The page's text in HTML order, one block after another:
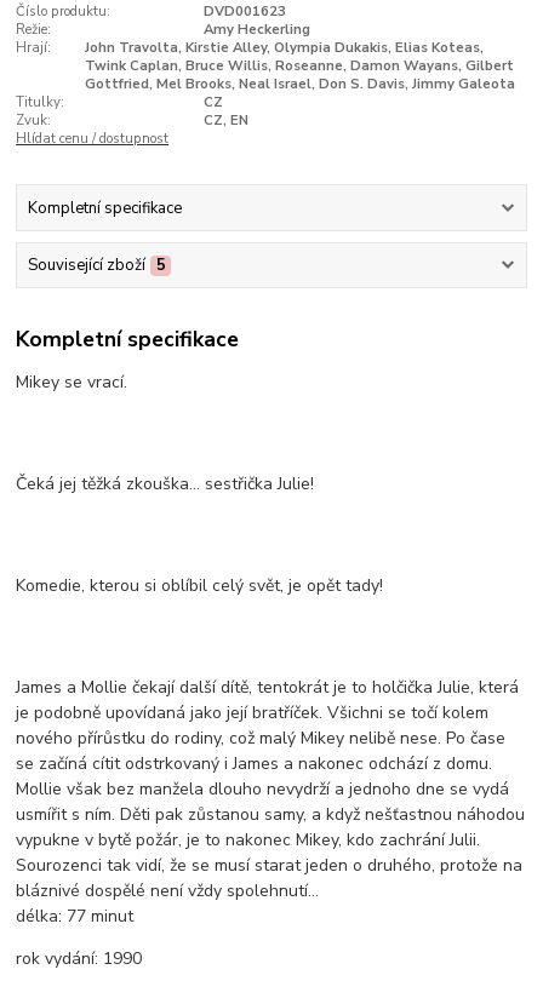
Číslo produktu:
DVD001623
Režie:
Amy Heckerling
Hrají:
John Travolta, Kirstie Alley, Olympia Dukakis, Elias Koteas,
Twink Caplan, Bruce Willis, Roseanne, Damon Wayans, Gilbert
Gottfried, Mel Brooks, Neal Israel, Don S. Davis, Jimmy Galeota
Titulky:
CZ
Zvuk:
CZ, EN
Hlídat cenu / dostupnost
Kompletní specifikace
Související zboží 5
Kompletní specifikace
Mikey se vrací.
Čeká jej těžká zkouška... sestřička Julie!
Komedie, kterou si oblíbil celý svět, je opět tady!
James a Mollie čekají další dítě, tentokrát je to holčička Julie, která
je podobně upovídaná jako její bratříček. Všichni se točí kolem
nového přírůstku do rodiny, což malý Mikey nelibě nese. Po čase
se začíná cítit odstrkovaný i James a nakonec odchází z domu.
Mollie však bez manžela dlouho nevydrží a jednoho dne se vydá
usmířit s ním. Děti pak zůstanou samy, a když nešťastnou náhodou
vypukne v bytě požár, je to nakonec Mikey, kdo zachrání Julii.
Sourozenci tak vidí, že se musí starat jeden o druhého, protože na
bláznivé dospělé není vždy spolehnutí...
délka: 77 minut
rok vydání: 1990